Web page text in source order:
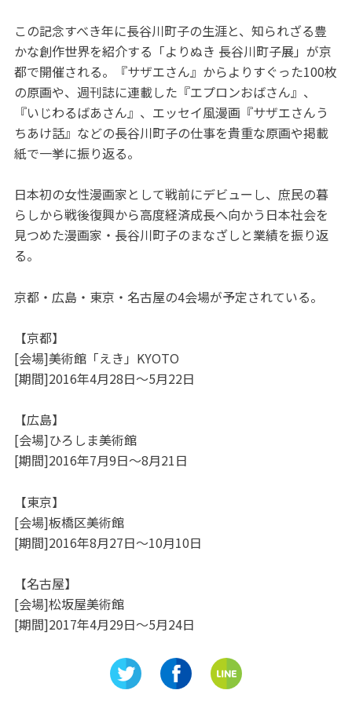
この記念すべき年に長谷川町子の生涯と、知られざる豊
かな創作世界を紹介する「よりぬき 長谷川町子展」が京
都で開催される。『サザエさん』からよりすぐった100枚
の原画や、週刊誌に連載した『エプロンおばさん』、
『いじわるばあさん』、エッセイ風漫画『サザエさんう
ちあけ話』などの長谷川町子の仕事を貴重な原画や掲載
紙で一挙に振り返る。
日本初の女性漫画家として戦前にデビューし、庶民の暮
らしから戦後復興から高度経済成長へ向かう日本社会を
見つめた漫画家・長谷川町子のまなざしと業績を振り返
る。
京都・広島・東京・名古屋の4会場が予定されている。
【京都】
[会場]美術館「えき」KYOTO
[期間]2016年4月28日～5月22日
【広島】
[会場]ひろしま美術館
[期間]2016年7月9日～8月21日
【東京】
[会場]板橋区美術館
[期間]2016年8月27日～10月10日
【名古屋】
[会場]松坂屋美術館
[期間]2017年4月29日～5月24日